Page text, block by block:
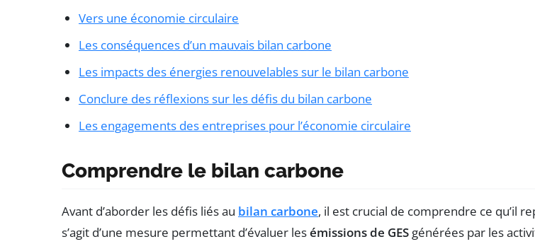
Vers une économie circulaire
Les conséquences d’un mauvais bilan carbone
Les impacts des énergies renouvelables sur le bilan carbone
Conclure des réflexions sur les défis du bilan carbone
Les engagements des entreprises pour l’économie circulaire
Comprendre le bilan carbone
Avant d’aborder les défis liés au bilan carbone, il est crucial de comprendre ce qu’il
s’agit d’une mesure permettant d’évaluer lesémissions de GES générées par les